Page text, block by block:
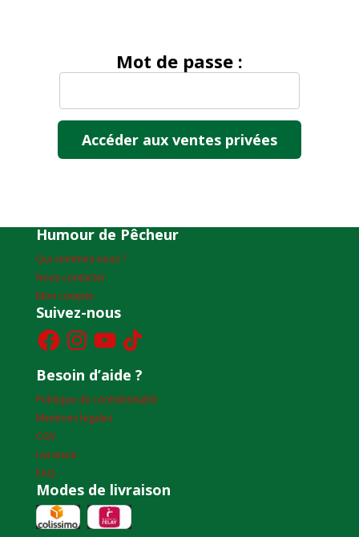
Mot de passe :
Humour de Pêcheur
Qui sommes-nous ?
Nous contacter
Mon compte
Suivez-nous
FacebookInstagramYouTubeTikTok
Besoin d’aide ?
Politique de confidentialité
Mentions légales
CGV
Livraison
FAQ
Modes de livraison